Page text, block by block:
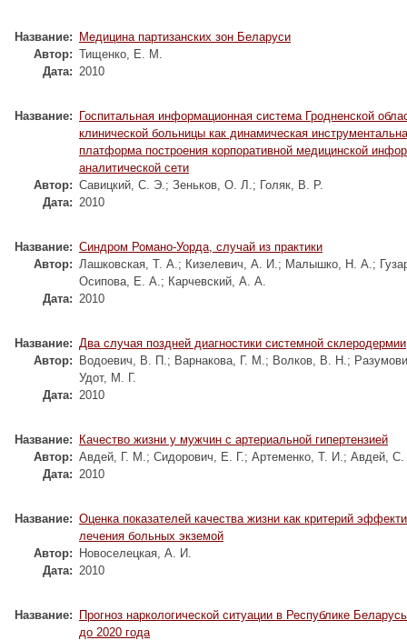
Название:
Медицина партизанских зон Беларуси
Автор: Тищенко, Е. М.
Дата: 2010
Название:
Госпитальная информационная система Гродненской
клинической больницы как динамическая
платформа построения корпоративной медицинской
аналитической сети
Автор: Савицкий, C. Э.; Зеньков, О. Л.; Голяк, В. Р.
Дата: 2010
Название: Cиндром Романо-Уорда, случай из практики
Автор: Лашковская, Т. А.; Кизелевич, А. И.; Малышко, Н. А.;
Осипова, Е. А.; Карчевский, А. А.
Дата: 2010
Название: Два случая поздней диагностики системной склеродермии
Автор:
Водоевич, В. П.; Варнакова, Г. М.; Волков, В. Н.;
Удот, М. Г.
Дата: 2010
Название:
Качество жизни у мужчин с артериальной гипертензией
Автор: Авдей, Г. М.; Сидорович, Е. Г.; Артеменко, Т. И.; Авдей,
Дата: 2010
Название: Oценка показателей качества жизни как критерий
лечения больных экземой
Автор:
Новоселецкая, А. И.
Дата: 2010
Название:
Прогноз наркологической ситуации в Республике
до 2020 года